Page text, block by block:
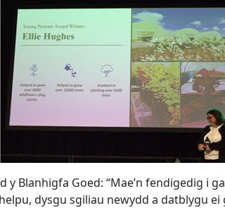
y Blanhigfa Goed: “Mae’n fendigedig i
dysgu sgiliau newydd a datblygu